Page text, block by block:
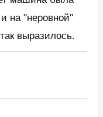
на "неровной"
выразилось.